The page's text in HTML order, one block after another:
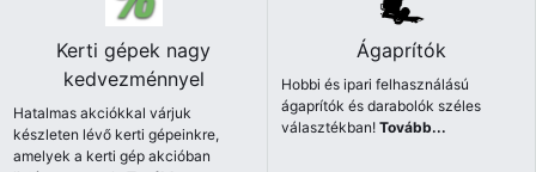
Kerti gépek nagy
kedvezménnyel
Hatalmas akciókkal várjuk
készleten lévő kerti gépeinkre,
amelyek a kerti gép akcióban
Ágaprítók
Hobbi és ipari felhasználású
ágaprítók és darabolók széles
választékban!Tovább...